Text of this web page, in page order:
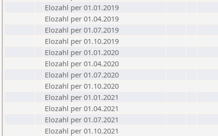
Elozahl per 01.01.2019
Elozahl per 01.04.2019
Elozahl per 01.07.2019
Elozahl per 01.10.2019
Elozahl per 01.01.2020
Elozahl per 01.04.2020
Elozahl per 01.07.2020
Elozahl per 01.10.2020
Elozahl per 01.01.2021
Elozahl per 01.04.2021
Elozahl per 01.07.2021
Elozahl per 01.10.2021